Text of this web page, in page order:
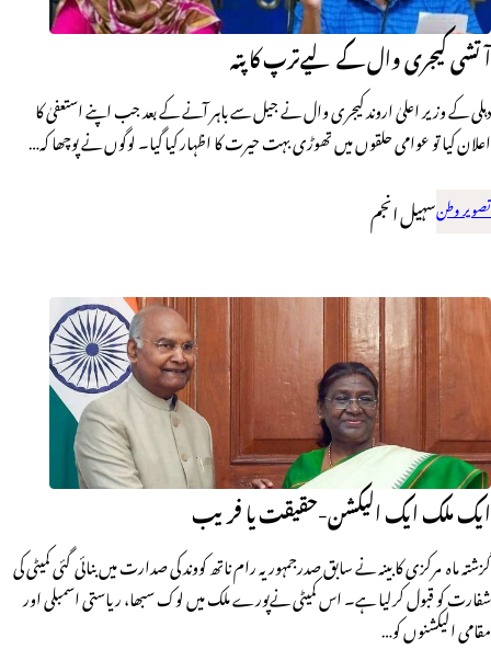
آتشی کیجری وال کے لیےترپ کا پتہ
دہلی کے وزیر اعلیٰ اروند کیجری وال نے جیل سے باہر آنے کے بعد جب اپنے استعفیٰ کا
اعلان کیا تو عوامی حلقوں میں تھوڑی بہت حیرت کا اظہار کیا گیا۔ لوگوں نے پوچھا کہ…
تصویر وطنسہیل انجم
ایک ملک ایک الیکشن-حقیقت یا فریب
گزشتہ ماہ مرکزی کابینہ نے سابق صدرجمہوریہ رام ناتھ کووند کی صدارت میں بنائی گئی کمیٹی کی
شفارت کو قبول کرلیا ہے۔ اس کمیٹی نےپورے ملک میں لوک سبھا، ریاستی اسمبلی اور
مقامی الیکشنوں کو…